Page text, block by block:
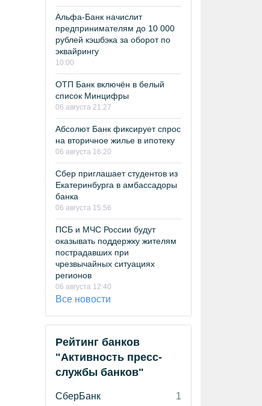
Альфа-Банк начислит
предпринимателям до 10 000
рублей кэшбэка за оборот по
эквайрингу
10:00
ОТП Банк включён в белый
список Минцифры
06 августа 21:27
Абсолют Банк фиксирует спрос
на вторичное жилье в ипотеку
06 августа 16:20
Сбер приглашает студентов из
Екатеринбурга в амбассадоры
банка
06 августа 15:56
ПСБ и МЧС России будут
оказывать поддержку жителям
пострадавших при
чрезвычайных ситуациях
регионов
06 августа 12:40
Все новости
Рейтинг банков
"Активность пресс-
службы банков"
СберБанк
1